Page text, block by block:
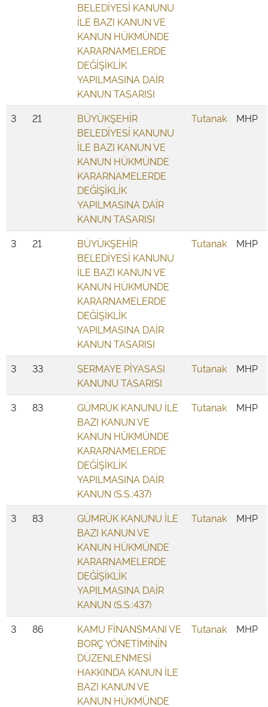
BELEDİYESİ KANUNU
İLE BAZI KANUN VE
KANUN HÜKMÜNDE
KARARNAMELERDE
DEĞİŞİKLİK
YAPILMASINA DAİR
KANUN TASARISI
3 21
BÜYÜKŞEHİR
BELEDİYESİ KANUNU
İLE BAZI KANUN VE
KANUN HÜKMÜNDE
KARARNAMELERDE
DEĞİŞİKLİK
YAPILMASINA DAİR
KANUN TASARISI
Tutanak MHP
3 21
BÜYÜKŞEHİR
BELEDİYESİ KANUNU
İLE BAZI KANUN VE
KANUN HÜKMÜNDE
KARARNAMELERDE
DEĞİŞİKLİK
YAPILMASINA DAİR
KANUN TASARISI
Tutanak MHP
3 33
SERMAYE PİYASASI
KANUNU TASARISI
Tutanak MHP
3 83
GÜMRÜK KANUNU İLE
BAZI KANUN VE
KANUN HÜKMÜNDE
KARARNAMELERDE
DEĞİŞİKLİK
YAPILMASINA DAİR
KANUN (S.S.:437)
Tutanak MHP
3 83
GÜMRÜK KANUNU İLE
BAZI KANUN VE
KANUN HÜKMÜNDE
KARARNAMELERDE
DEĞİŞİKLİK
YAPILMASINA DAİR
KANUN (S.S.:437)
Tutanak MHP
3 86
KAMU FİNANSMANI VE
BORÇ YÖNETİMİNİN
DÜZENLENMESİ
HAKKINDA KANUN İLE
BAZI KANUN VE
KANUN HÜKMÜNDE
Tutanak MHP